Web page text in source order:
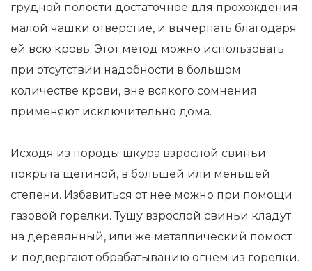
грудной полости достаточное для прохождения
малой чашки отверстие, и вычерпать благодаря
ей всю кровь. Этот метод можно использовать
при отсутствии надобности в большом
количестве крови, вне всякого сомнения
применяют исключительно дома.
Исходя из породы шкура взрослой свиньи
покрыта щетиной, в большей или меньшей
степени. Избавиться от нее можно при помощи
газовой горелки. Тушу взрослой свиньи кладут
на деревянный, или же металлический помост
и подвергают обрабатыванию огнем из горелки.